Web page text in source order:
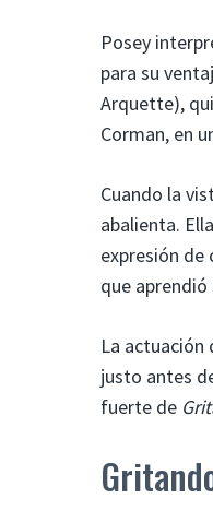
Posey
para su
Arquette),
Corman, en
Cuando la
abalienta.
expresión de
que
La actuación
justo antes
fuerte de